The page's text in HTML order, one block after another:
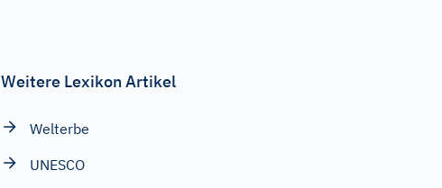
Weitere Lexikon Artikel
Welterbe
UNESCO